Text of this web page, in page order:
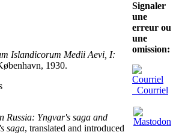
Islandicorum Medii Aevi, I:
1930.
Russia: Yngvar's saga and
saga, translated and introduced
Signaler
une
erreur ou
une
omission:
Courriel